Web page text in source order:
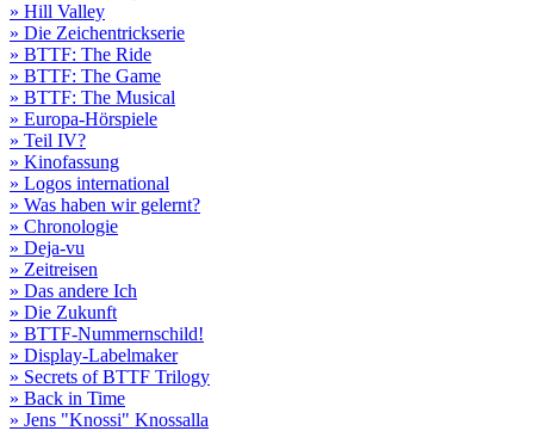
» Hill Valley
» Die Zeichentrickserie
» BTTF: The Ride
» BTTF: The Game
» BTTF: The Musical
» Europa-Hörspiele
» Teil IV?
» Kinofassung
» Logos international
» Was haben wir gelernt?
» Chronologie
» Deja-vu
» Zeitreisen
» Das andere Ich
» Die Zukunft
» BTTF-Nummernschild!
» Display-Labelmaker
» Secrets of BTTF Trilogy
» Back in Time
» Jens "Knossi" Knossalla